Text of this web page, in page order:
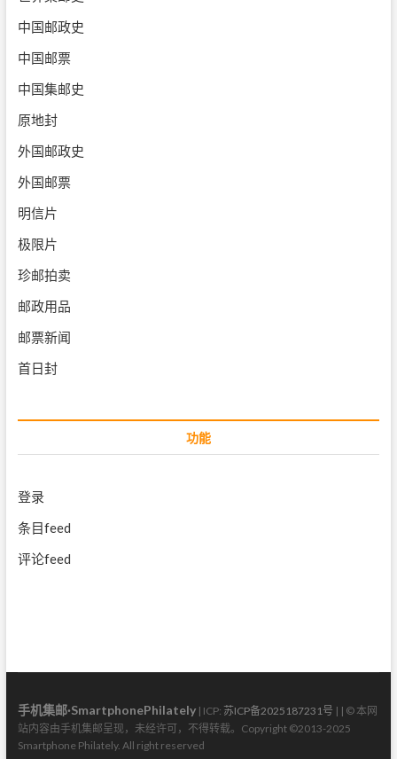
中国邮政史
中国邮票
中国集邮史
原地封
外国邮政史
外国邮票
明信片
极限片
珍邮拍卖
邮政用品
邮票新闻
首日封
功能
登录
条目feed
评论feed
手机集邮·SmartphonePhilately| ICP: 苏ICP备2025187231号 | | © 本网
站内容由手机集邮呈现，未经许可，不得转载。Copyright ©2013-2025
Smartphone Philately. All right reserved